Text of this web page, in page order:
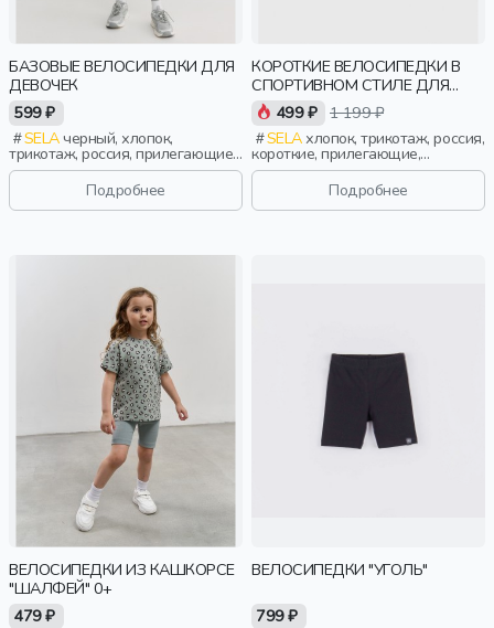
БАЗОВЫЕ ВЕЛОСИПЕДКИ ДЛЯ
ДЕВОЧЕК
599 ₽
SELAчерный, хлопок,
трикотаж, россия, прилегающие,
школа, пояс, эластичные,
повседневный, спорт, девочки,
Подробнее
КОРОТКИЕ ВЕЛОСИПЕДКИ В
СПОРТИВНОМ СТИЛЕ ДЛЯ
ДЕВОЧЕК
499 ₽ 1 199 ₽
SELAхлопок, трикотаж, россия,
короткие, прилегающие,
лампасы, принт, пояс,
эластичные, повседневный,
спорт, девочки, дети
Подробнее
ВЕЛОСИПЕДКИ ИЗ КАШКОРСЕ
"ШАЛФЕЙ" 0+
479 ₽
ВЕЛОСИПЕДКИ "УГОЛЬ"
799 ₽